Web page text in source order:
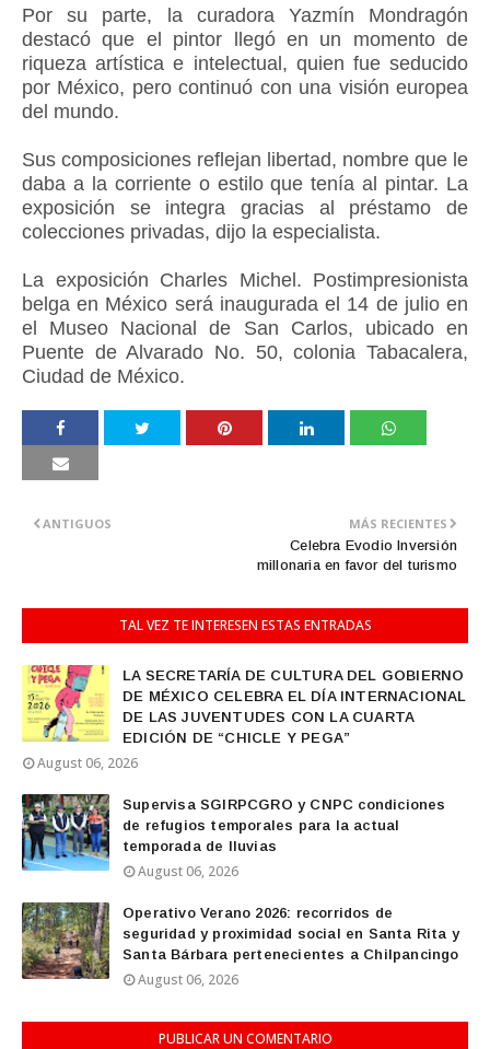
Por su parte, la curadora Yazmín Mondragón
destacó que el pintor llegó en un momento de
riqueza artística e intelectual, quien fue seducido
por México, pero continuó con una visión europea
del mundo.
Sus composiciones reflejan libertad, nombre que le
daba a la corriente o estilo que tenía al pintar. La
exposición se integra gracias al préstamo de
colecciones privadas, dijo la especialista.
La exposición Charles Michel. Postimpresionista
belga en México será inaugurada el 14 de julio en
el Museo Nacional de San Carlos, ubicado en
Puente de Alvarado No. 50, colonia Tabacalera,
Ciudad de México.
MÁS RECIENTES
Celebra Evodio Inversión
millonaria en favor del turismo
ANTIGUOS
TAL VEZ TE INTERESEN ESTAS ENTRADAS
LA SECRETARÍA DE CULTURA DEL GOBIERNO
DE MÉXICO CELEBRA EL DÍA INTERNACIONAL
DE LAS JUVENTUDES CON LA CUARTA
EDICIÓN DE “CHICLE Y PEGA”
August 06, 2026
Supervisa SGIRPCGRO y CNPC condiciones
de refugios temporales para la actual
temporada de lluvias
August 06, 2026
Operativo Verano 2026: recorridos de
seguridad y proximidad social en Santa Rita y
Santa Bárbara pertenecientes a Chilpancingo
August 06, 2026
PUBLICAR UN COMENTARIO